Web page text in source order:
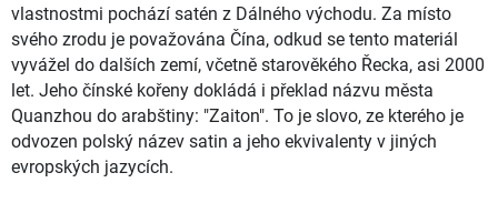
vlastnostmi pochází satén z Dálného východu. Za místo
svého zrodu je považována Čína, odkud se tento materiál
vyvážel do dalších zemí, včetně starověkého Řecka, asi 2000
let. Jeho čínské kořeny dokládá i překlad názvu města
Quanzhou do arabštiny: "Zaiton". To je slovo, ze kterého je
odvozen polský název satin a jeho ekvivalenty v jiných
evropských jazycích.